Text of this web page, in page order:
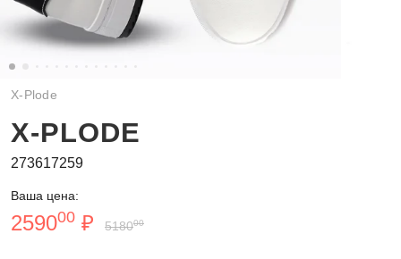
X-Plode
X-PLODE
273617259
Ваша цена:
259000 ₽ 518000